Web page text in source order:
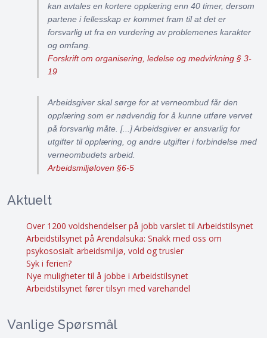
kan avtales en kortere opplæring enn 40 timer, dersom
partene i fellesskap er kommet fram til at det er
forsvarlig ut fra en vurdering av problemenes karakter
og omfang.
Forskrift om organisering, ledelse og medvirkning § 3-
19
Arbeidsgiver skal sørge for at verneombud får den
opplæring som er nødvendig for å kunne utføre vervet
på forsvarlig måte. [...] Arbeidsgiver er ansvarlig for
utgifter til opplæring, og andre utgifter i forbindelse med
verneombudets arbeid.
Arbeidsmiljøloven §6-5
Aktuelt
Over 1200 voldshendelser på jobb varslet til Arbeidstilsynet
Arbeidstilsynet på Arendalsuka: Snakk med oss om
psykososialt arbeidsmiljø, vold og trusler
Syk i ferien?
Nye muligheter til å jobbe i Arbeidstilsynet
Arbeidstilsynet fører tilsyn med varehandel
Vanlige Spørsmål